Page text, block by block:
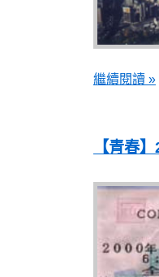
繼續閱讀 »
【青春